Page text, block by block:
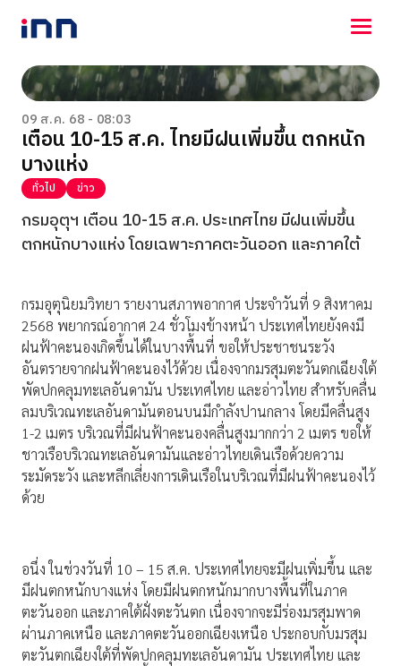
NEWS
ENTERTAINMENT
LIFESTYLE
HOROSCOPE
LOTTERY
VIDEO
ร่วมด้วยช่วยกัน
09 ส.ค. 68 - 08:03
เตือน 10-15 ส.ค. ไทยมีฝนเพิ่มขึ้น ตกหนัก
บางแห่ง
ทั่วไป ข่าว
กรมอุตุฯ เตือน 10-15 ส.ค. ประเทศไทย มีฝนเพิ่มขึ้น
ตกหนักบางแห่ง โดยเฉพาะภาคตะวันออก และภาคใต้
กรมอุตุนิยมวิทยา รายงานสภาพอากาศ ประจำวันที่ 9 สิงหาคม
2568 พยากรณ์อากาศ 24 ชั่วโมงข้างหน้า ประเทศไทยยังคงมี
ฝนฟ้าคะนองเกิดขึ้นได้ในบางพื้นที่ ขอให้ประชาชนระวัง
อันตรายจากฝนฟ้าคะนองไว้ด้วย เนื่องจากมรสุมตะวันตกเฉียงใต้
พัดปกคลุมทะเลอันดามัน ประเทศไทย และอ่าวไทย สำหรับคลื่น
ลมบริเวณทะเลอันดามันตอนบนมีกำลังปานกลาง โดยมีคลื่นสูง
1-2 เมตร บริเวณที่มีฝนฟ้าคะนองคลื่นสูงมากกว่า 2 เมตร ขอให้
ชาวเรือบริเวณทะเลอันดามันและอ่าวไทยเดินเรือด้วยความ
ระมัดระวัง และหลีกเลี่ยงการเดินเรือในบริเวณที่มีฝนฟ้าคะนองไว้
ด้วย
อนึ่ง ในช่วงวันที่ 10 – 15 ส.ค. ประเทศไทยจะมีฝนเพิ่มขึ้น และ
มีฝนตกหนักบางแห่ง โดยมีฝนตกหนักมากบางพื้นที่ในภาค
ตะวันออก และภาคใต้ฝั่งตะวันตก เนื่องจากจะมีร่องมรสุมพาด
ผ่านภาคเหนือ และภาคตะวันออกเฉียงเหนือ ประกอบกับมรสุม
ตะวันตกเฉียงใต้ที่พัดปกคลุมทะเลอันดามัน ประเทศไทย และ